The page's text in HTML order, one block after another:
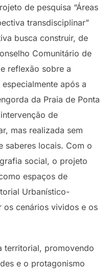
de pesquisa “Áreas
transdisciplinar”
busca construir, de
Comunitário de
reflexão sobre a
após a
da Praia de Ponta
de
mas realizada sem
saberes locais. Com o
social, o projeto
espaços de
Urbanístico-
os cenários vividos e os
territorial, promovendo
e o protagonismo